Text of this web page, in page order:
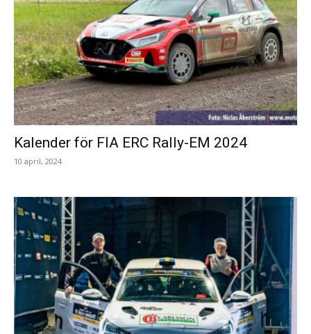
Kalender för FIA ERC Rally-EM 2024
10 april, 2024